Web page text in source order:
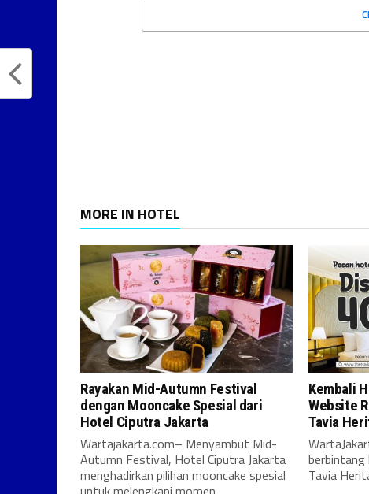
MORE IN HOTEL
Rayakan Mid-Autumn Festival
dengan Mooncake Spesial dari
Hotel Ciputra Jakarta
Wartajakarta.com– Menyambut Mid-
Autumn Festival, Hotel Ciputra Jakarta
menghadirkan pilihan mooncake spesial
Kembali
Website
Tavia
berbintang
Tavia